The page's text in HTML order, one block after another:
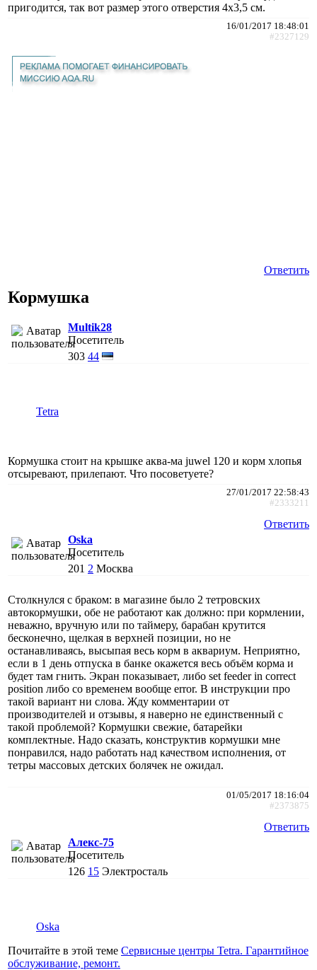
пригодится, так вот размер этого отверстия 4х3,5 см.
16/01/2017 18:48:01
#2327129
Ответить
Кормушка
Multik28
Посетитель
303 44
Tetra
Кормушка стоит на крышке аква-ма juwel 120 и корм хлопья
отсыревают, прилепают. Что посоветуете?
27/01/2017 22:58:43
#2333211
Ответить
Oska
Посетитель
201 2 Москва
Столкнулся с браком: в магазине было 2 тетровских
автокормушки, обе не работают как должно: при кормлении,
неважно, вручную или по таймеру, барабан крутится
бесконечно, щелкая в верхней позиции, но не
останавливаясь, высыпая весь корм в аквариум. Неприятно,
если в 1 день отпуска в банке окажется весь объём корма и
будет там гнить. Экран показывает, либо set feeder in correct
position либо со временем вообще error. В инструкции про
такой вариант ни слова. Жду комментарии от
производителей и отзывы, я наверно не единственный с
такой проблемой? Кормушки свежие, батарейки
комплектные. Надо сказать, конструктив кормушки мне
понравился, надо работать над качеством исполнения, от
тетры массовых детских болячек не ожидал.
01/05/2017 18:16:04
#2373875
Ответить
Алекс-75
Посетитель
126 15 Электросталь
Oska
Почитайте в этой теме Сервисные центры Tetra. Гарантийное
обслуживание, ремонт.